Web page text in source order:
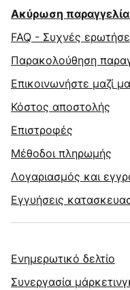
Ακύρωση
FAQ - Συχνές
Παρακολούθηση
Επικοινωνήστε μαζί
Κόστος αποστολής
Επιστροφές
Μέθοδοι πληρωμής
Λογαριασμός και
Εγγυήσεις
Ενημερωτικό δελτίο
Συνεργασία